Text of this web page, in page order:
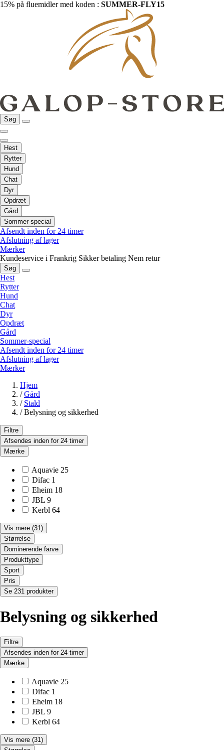
15% på fluemidler med koden : SUMMER-FLY15
Søg
Hest
Rytter
Hund
Chat
Dyr
Opdræt
Gård
Sommer-special
Afsendt inden for 24 timer
Afslutning af lager
Mærker
Kundeservice i Frankrig Sikker betaling Nem retur
Søg
Hest
Rytter
Hund
Chat
Dyr
Opdræt
Gård
Sommer-special
Afsendt inden for 24 timer
Afslutning af lager
Mærker
Hjem
/ Gård
/ Stald
/ Belysning og sikkerhed
Filtre
Afsendes inden for 24 timer
Mærke
Aquavie 25
Difac 1
Eheim 18
JBL 9
Kerbl 64
Vis mere (31)
Størrelse
Dominerende farve
Produkttype
Sport
Pris
Se 231 produkter
Belysning og sikkerhed
Filtre
Afsendes inden for 24 timer
Mærke
Aquavie 25
Difac 1
Eheim 18
JBL 9
Kerbl 64
Vis mere (31)